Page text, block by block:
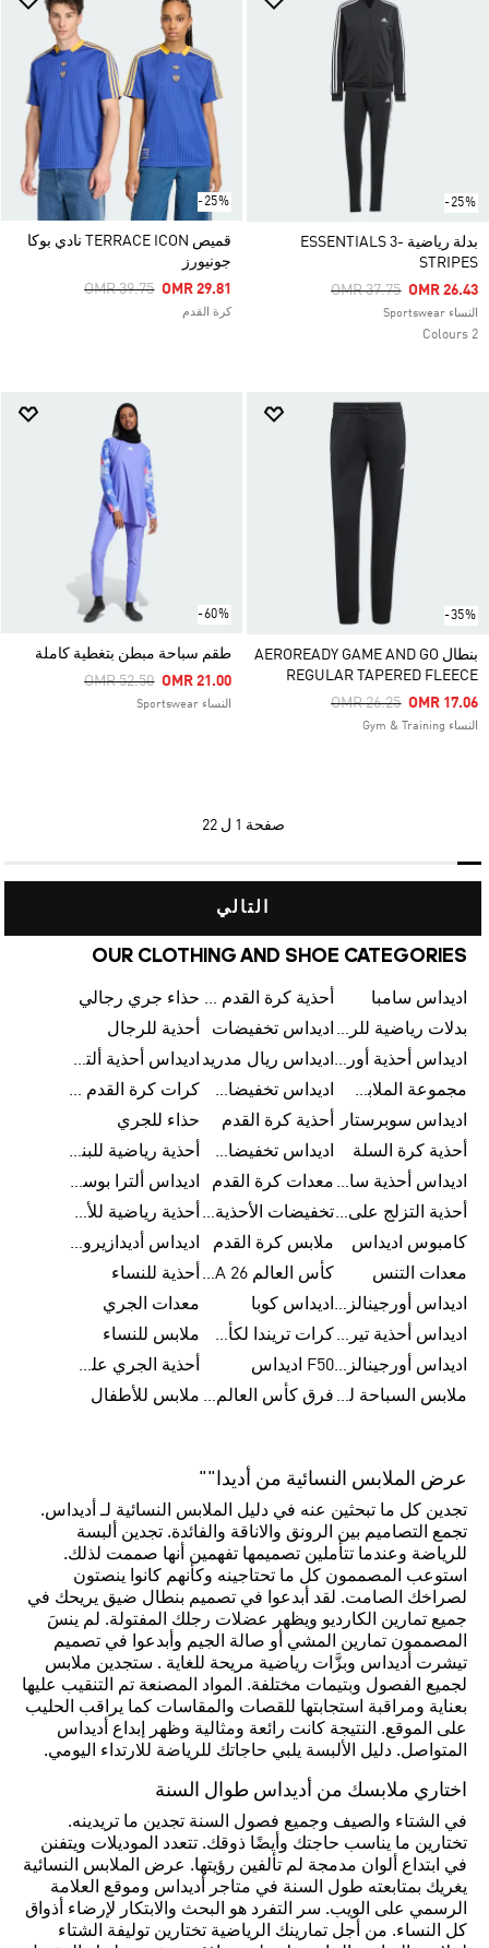
-25%
بدلة رياضية ESSENTIALS 3-
STRIPES
Price Reduced From
OMR 37.75ToOMR 26.43
النساء Sportswear
2 Colours
-25%
قميص TERRACE ICON نادي بوكا
جونيورز
Price Reduced From
OMR 39.75ToOMR 29.81
كرة القدم
-35%
بنطال AEROREADY GAME AND GO
REGULAR TAPERED FLEECE
Price Reduced From
OMR 26.25ToOMR 17.06
النساء Gym & Training
-60%
طقم سباحة مبطن بتغطية كاملة
Price Reduced From
OMR 52.50ToOMR 21.00
النساء Sportswear
صفحة 1 ل 22
التالي
OUR CLOTHING AND SHOE CATEGORIES
اديداس سامبا أحذية كرة القدم للرجال حذاء جري رجالي
بدلات رياضية للرجال اديداس تخفيضات
أحذية للرجال
اديداس أحذية أورجينالز اديداس ريال مدريد
اديداس أحذية ألترا بوست للرجال
مجموعة الملابس الرياضية
اديداس تخفيضات للأطفال
كرات كرة القدم للرجال
اديداس سوبرستار
أحذية كرة القدم
حذاء للجري
أحذية كرة السلة
اديداس تخفيضات للرجال
أحذية رياضية للبنات
اديداس أحذية سامبا للنساء معدات كرة القدم
اديداس ألترا بوست
أحذية التزلج على اللوح للرجال
تخفيضات الأحذية للرجال
أحذية رياضية للأطفال
كامبوس اديداس
ملابس كرة القدم
اديداس أديدازيرو معدات الجري
معدات التنس
كأس العالم FIFA 26™ أحذية للنساء
اديداس أورجينالز ملابس للنساء اديداس كوبا
معدات الجري
اديداس أحذية تيريكس
كرات تريندا لكأس العالم FIFA 26™
ملابس للنساء
اديداس أورجينالز صنادل للنساءF50 اديداس
أحذية الجري على الطرق الوعرة للرجال
ملابس السباحة للنساء
فرق كأس العالم FIFA 26™ ملابس للأطفال
عرض الملابس النسائية من أديدا""
تجدين كل ما تبحثين عنه في دليل الملابس النسائية لـ أديداس.
تجمع التصاميم بين الرونق والاناقة والفائدة. تجدين ألبسة
للرياضة وعندما تتأملين تصميمها تفهمين أنها صممت لذلك.
استوعب المصممون كل ما تحتاجينه وكأنهم كانوا ينصتون
لصراخك الصامت. لقد أبدعوا في تصميم بنطال ضيق يريحك في
جميع تمارين الكارديو ويظهر عضلات رجلك المفتولة. لم ينسَ
المصممون تمارين المشي أو صالة الجيم وأبدعوا في تصميم
تيشرت أديداس وبزَّات رياضية مريحة للغاية . ستجدين ملابس
لجميع الفصول وبتيمات مختلفة. المواد المصنعة تم التنقيب عليها
بعناية ومراقبة استجابتها للقصات والمقاسات كما يراقب الحليب
على الموقع. النتيجة كانت رائعة ومثالية وظهر إبداع أديداس
المتواصل. دليل الألبسة يلبي حاجاتك للرياضة للارتداء اليومي.
اختاري ملابسك من أديداس طوال السنة
في الشتاء والصيف وجميع فصول السنة تجدين ما تريدينه.
تختارين ما يناسب حاجتك وأيضًا ذوقك. تتعدد الموديلات ويتفنن
في ابتداع ألوان مدمجة لم تألفين رؤيتها. عرض الملابس النسائية
يغريك بمتابعته طول السنة في متاجر أديداس وموقع العلامة
الرسمي على الويب. سر التفرد هو البحث والابتكار لإرضاء أذواق
كل النساء. من أجل تمارينك الرياضية تختارين توليفة الشتاء